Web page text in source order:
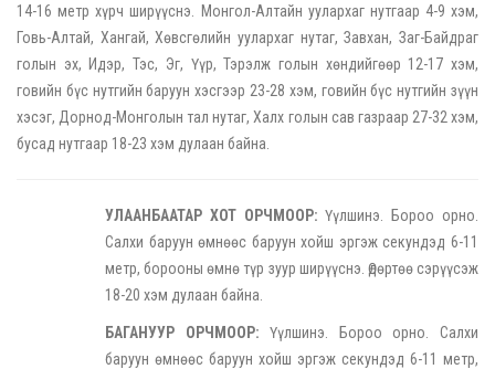
14-16 метр хүрч ширүүснэ. Монгол-Алтайн уулархаг нутгаар 4-9 хэм,
Говь-Алтай, Хангай, Хөвсгөлийн уулархаг нутаг, Завхан, Заг-Байдраг
голын эх, Идэр, Тэс, Эг, Үүр, Тэрэлж голын хөндийгөөр 12-17 хэм,
говийн бүс нутгийн баруун хэсгээр 23-28 хэм, говийн бүс нутгийн зүүн
хэсэг, Дорнод-Монголын тал нутаг, Халх голын сав газраар 27-32 хэм,
бусад нутгаар 18-23 хэм дулаан байна.
УЛААНБААТАР ХОТ ОРЧМООР: Үүлшинэ. Бороо орно.
Салхи баруун өмнөөс баруун хойш эргэж секундэд 6-11
метр, борооны өмнө түр зуур ширүүснэ. Өдөртөө сэрүүсэж
18-20 хэм дулаан байна.
БАГАНУУР ОРЧМООР: Үүлшинэ. Бороо орно. Салхи
баруун өмнөөс баруун хойш эргэж секундэд 6-11 метр,